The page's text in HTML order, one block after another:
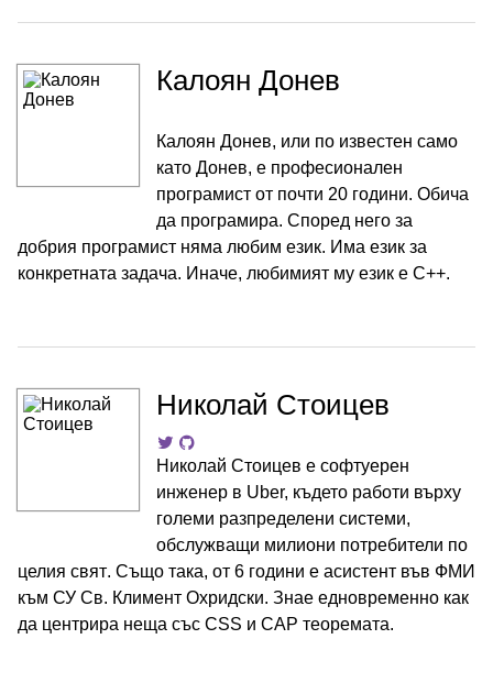
Калоян Донев
Калоян Донев, или по известен само
като Донев, е професионален
програмист от почти 20 години. Обича
да програмира. Според него за
добрия програмист няма любим език. Има език за
конкретната задача. Иначе, любимият му език е C++.
Николай Стоицев
Николай Стоицев е софтуерен
инженер в Uber, където работи върху
големи разпределени системи,
обслужващи милиони потребители по
целия свят. Също така, от 6 години е асистент във ФМИ
към СУ Св. Климент Охридски. Знае едновременно как
да центрира неща със CSS и CAP теоремата.